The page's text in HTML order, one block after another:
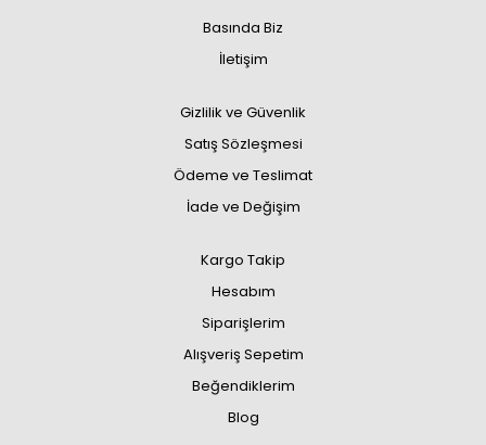
Basında Biz
İletişim
Gizlilik ve Güvenlik
Satış Sözleşmesi
Ödeme ve Teslimat
İade ve Değişim
Kargo Takip
Hesabım
Siparişlerim
Alışveriş Sepetim
Beğendiklerim
Blog